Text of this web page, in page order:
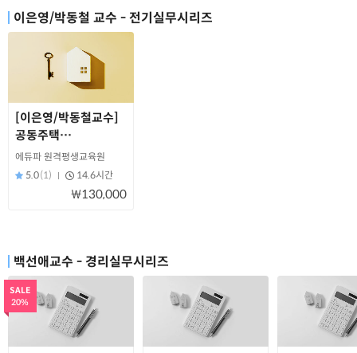
이은영/박동철 교수 - 전기실무시리즈
[이은영/박동철교수]
공동주택
전기실무교육
에듀파 원격평생교육원
5.0(1) 14.6시간
₩130,000
백선애교수 - 경리실무시리즈
SALE
20%